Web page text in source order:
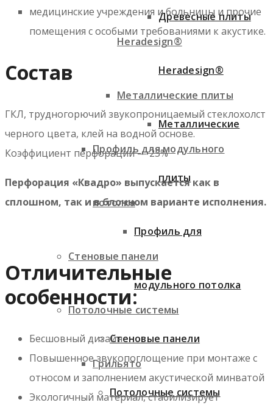
Heradesign®
Металлические плиты
Профиль для модульного
потолка
Стеновые панели
Потолочные системы
Грильято
Древесные плиты
Heradesign®
Металлические
плиты
Профиль для
модульного потолка
Стеновые панели
Потолочные системы
медицинские учреждения и больницы и прочие
помещения с особыми требованиями к акустике.
Состав
ГКЛ, трудногорючий звукопроницаемый стеклохолст
черного цвета, клей на водной основе.
Коэффициент перфорации — 23%
Перфорация «Квадро» выпускается как в
сплошном, так и в блочном варианте исполнения.
Отличительные
особенности:
Бесшовный дизайн
Повышенное звукопоглощение при монтаже с
относом и заполнением акустической минватой
Экологичный материал, стабилизирует